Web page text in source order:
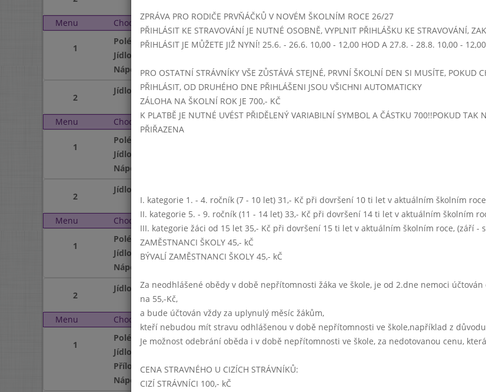
Menu Chod Úterý 4. 2. 2020 (11:15 - 14:00)
1
Polévka z ovesných vloček
Jídlo
Nápoj
capuccino, čaj,sirup,voda
2
Jídlo kukuřice na másle, brambory, mrkvový salát s jablky
Menu Chod Středa 5. 2. 2020 (11:15 - 14:00)
1
Polévka
Jídlo
Nápoj
2
Jídlo
Menu Chod Čtvrtek 6. 2. 2020 (11:15 - 14:00)
1
Polévka
Jídlo
zapečené těstoviny s kuřecím masem a se sýrem
Nápoj
2
Jídlo zapečený květák, brambory
Menu Chod Pátek 7. 2. 2020 (11:15 - 14:00)
1
Polévka zeleninová s játrovými nočky
Jídlo
Příloha
pro děti: hruška
Nápoj
ZPRÁVA PRO RODIČE PRVŇÁČKŮ V NOVÉM ŠKOLNÍM ROCE 26/27
PŘIHLÁSIT KE STRAVOVÁNÍ JE NUTNÉ OSOBNĚ, VYPLNIT PŘIHLÁŠKU KE STRAVOVÁNÍ,
PŘIHLÁSIT JE MŮŽETE JIŽ NYNÍ! 25.6. - 26.6. 10,00 - 12,00 HOD A 27.8. - 28.8. 10,00 -
PRO OSTATNÍ STRÁVNÍKY VŠE ZŮSTÁVÁ STEJNÉ, PRVNÍ ŠKOLNÍ DEN SI MUSÍTE, POKUD
PŘIHLÁSIT, OD DRUHÉHO DNE PŘIHLÁŠENI JSOU VŠICHNI AUTOMATICKY
ZÁLOHA NA ŠKOLNÍ ROK JE 700,- KČ
K PLATBĚ JE NUTNÉ UVÉST PŘIDĚLENÝ VARIABILNÍ SYMBOL A ČÁSTKU 700!!POKUD TAK
PŘIŘAZENA
I. kategorie 1. - 4. ročník (7 - 10 let) 31,- Kč při dovršení 10 ti let v aktuálním školním roce
II. kategorie 5. - 9. ročník (11 - 14 let) 33,- Kč při dovršení 14 ti let v aktuálním školním
III. kategorie žáci od 15 let 35,- Kč při dovršení 15 ti let v aktuálním školním roce, (září -
ZAMĚSTNANCI ŠKOLY 45,- kČ
BÝVALÍ ZAMĚSTNANCI ŠKOLY 45,- kČ
Za neodhlášené obědy v době nepřítomnosti žáka ve škole, je od 2.dne nemoci
na 55,-Kč,
a bude účtován vždy za uplynulý měsíc žákům,
kteří nebudou mít stravu odhlášenou v době nepřítomnosti ve škole,například z
Je možnost odebrání oběda i v době nepřítomnosti ve škole, za nedotovanou cenu,
CENA STRAVNÉHO U CIZÍCH STRÁVNÍKŮ:
CIZÍ STRÁVNÍCI 100,- kČ